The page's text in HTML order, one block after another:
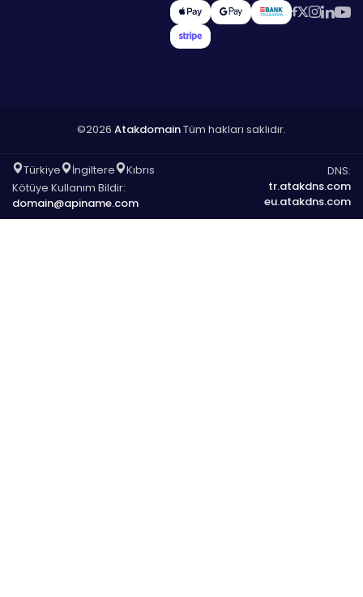
©2026 AtakdomainTüm hakları saklıdır.
Türkiye İngiltere
Kıbrıs
Kötüye Kullanım Bildir:
domain@apiname.com
DNS:
tr.atakdns.com
eu.atakdns.com